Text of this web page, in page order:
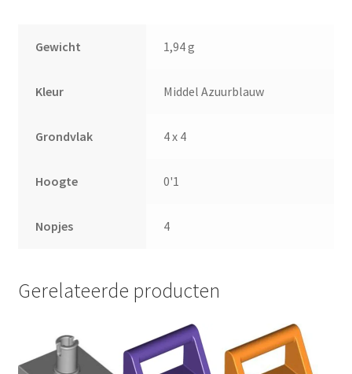
Gewicht 1,94 g
Kleur Middel Azuurblauw
Grondvlak 4 x 4
Hoogte 0'1
Nopjes 4
Gerelateerde producten